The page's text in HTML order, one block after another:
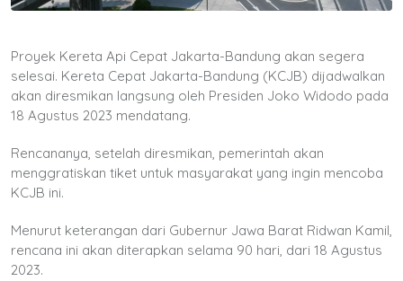
Proyek Kereta Api Cepat Jakarta-Bandung akan segera
selesai. Kereta Cepat Jakarta-Bandung (KCJB) dijadwalkan
akan diresmikan langsung oleh Presiden Joko Widodo pada
18 Agustus 2023 mendatang.
Rencananya, setelah diresmikan, pemerintah akan
menggratiskan tiket untuk masyarakat yang ingin mencoba
KCJB ini.
Menurut keterangan dari Gubernur Jawa Barat Ridwan Kamil,
rencana ini akan diterapkan selama 90 hari, dari 18 Agustus
2023.